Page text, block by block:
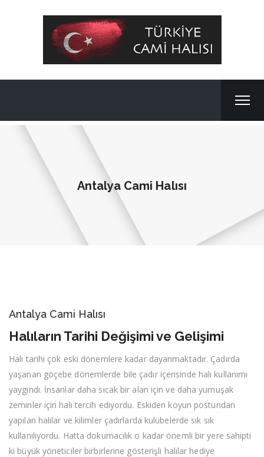
Antalya Cami Halısı
Antalya Cami Halısı
Halıların Tarihi Değişimi ve Gelişimi
Halı tarihi çok eski dönemlere kadar dayanmaktadır. Çadırda
yaşanan göçebe dönemlerde bile çadır içerisinde halı kullanımı
yaygındı. İnsanlar daha sıcak bir alan için ve daha yumuşak
zeminler için halı tercih ediyordu. Eskiden koyun postundan
yapılan halılar ve kilimler çadırlarda kulübelerde sık sık
kullanılıyordu. Hatta dokumacılık o kadar önemli bir yere sahipti
ki büyük yöneticiler birbirlerine gösterişli halılar hediye